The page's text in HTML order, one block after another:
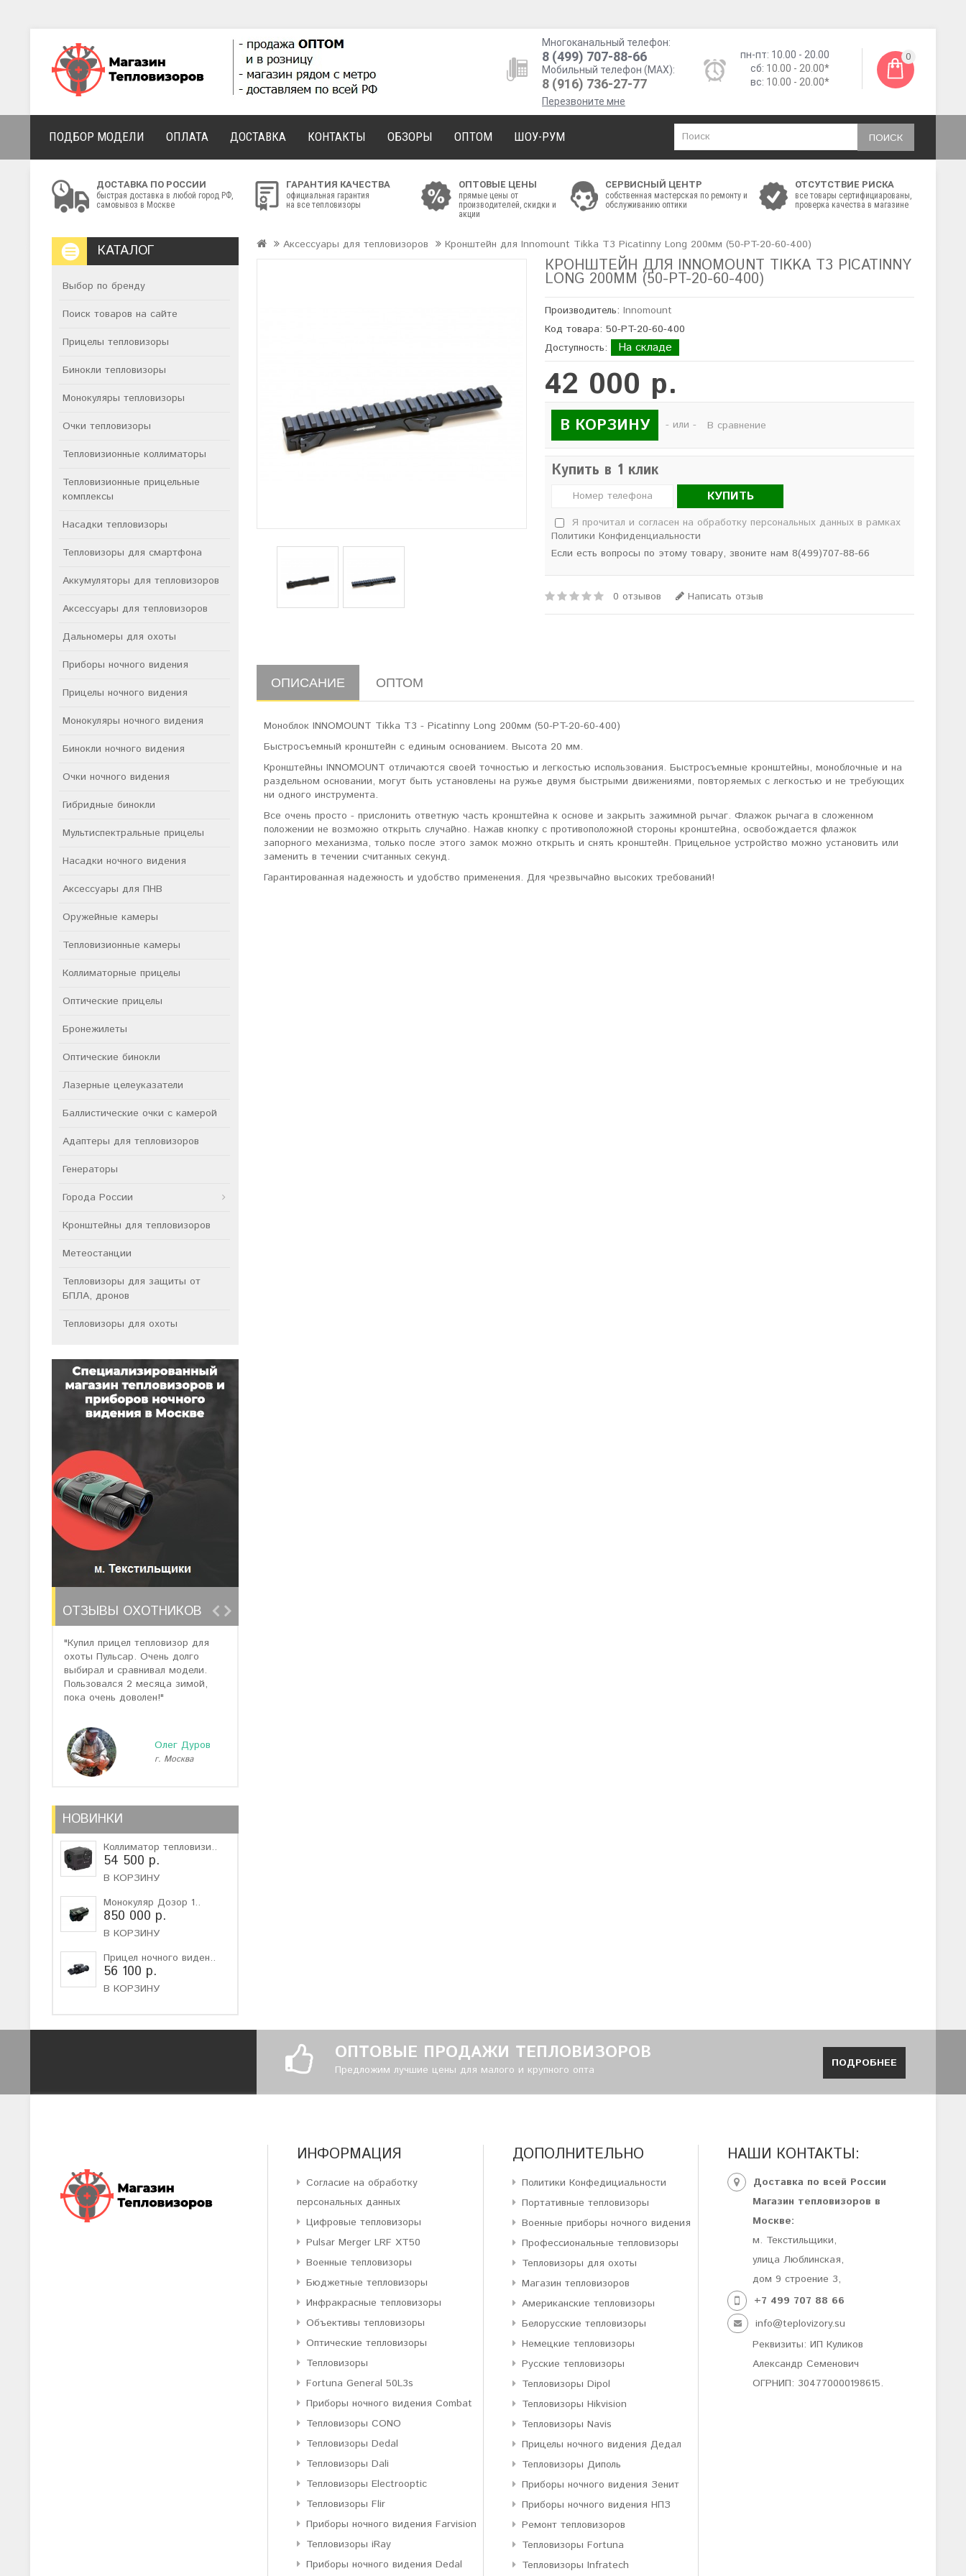
Многоканальный телефон:
8 (499) 707-88-66
Мобильный телефон (MAX):
8 (916) 736-27-77
Перезвоните мне
пн-пт: 10.00 - 20.00
сб: 10.00 - 20.00*
вс: 10.00 - 20.00*
0
ПОИСК
ПОДБОР МОДЕЛИ ОПЛАТА ДОСТАВКА КОНТАКТЫ ОБЗОРЫ ОПТОМ ШОУ-РУМ
ДОСТАВКА ПО РОССИИ
быстрая доставка в любой город РФ,
самовывоз в Москве
ГАРАНТИЯ КАЧЕСТВА
официальная гарантия
на все тепловизоры
ОПТОВЫЕ ЦЕНЫ
прямые цены от
производителей, скидки и
акции
СЕРВИСНЫЙ ЦЕНТР
собственная мастерская по ремонту и
обслуживанию оптики
ОТСУТСТВИЕ РИСКА
все товары сертифициарованы,
проверка качества в магазине
КАТАЛОГ
Выбор по бренду
Поиск товаров на сайте
Прицелы тепловизоры
Бинокли тепловизоры
Монокуляры тепловизоры
Очки тепловизоры
Тепловизионные коллиматоры
Тепловизионные прицельные
комплексы
Насадки тепловизоры
Тепловизоры для смартфона
Аккумуляторы для тепловизоров
Аксессуары для тепловизоров
Дальномеры для охоты
Приборы ночного видения
Прицелы ночного видения
Монокуляры ночного видения
Бинокли ночного видения
Очки ночного видения
Гибридные бинокли
Мультиспектральные прицелы
Насадки ночного видения
Аксессуары для ПНВ
Оружейные камеры
Тепловизионные камеры
Коллиматорные прицелы
Оптические прицелы
Бронежилеты
Оптические бинокли
Лазерные целеуказатели
Баллистические очки с камерой
Адаптеры для тепловизоров
Генераторы
Города России
Кронштейны для тепловизоров
Метеостанции
Тепловизоры для защиты от
БПЛА, дронов
Тепловизоры для охоты
ОТЗЫВЫ ОХОТНИКОВ
"Купил прицел тепловизор для
охоты Пульсар. Очень долго
выбирал и сравнивал модели.
Пользовался 2 месяца зимой,
пока очень доволен!"
Олег Дуров
г. Москва
НОВИНКИ
Коллиматор тепловизи..
54 500 р.
В КОРЗИНУ
Монокуляр Дозор 1..
850 000 р.
В КОРЗИНУ
Прицел ночного виден..
56 100 р.
В КОРЗИНУ
Аксессуары для тепловизоров Кронштейн для Innomount Tikka T3 Picatinny Long 200мм (50-PT-20-60-400)
КРОНШТЕЙН ДЛЯ INNOMOUNT TIKKA T3 PICATINNY
LONG 200ММ (50-PT-20-60-400)
Производитель:Innomount
Код товара: 50-PT-20-60-400
Доступность:
На складе
42 000 р.
В КОРЗИНУ - или - В сравнение
Купить в 1 клик
КУПИТЬ
Я прочитал и согласен на обработку персональных данных в рамках
Политики Конфиденциальности
Если есть вопросы по этому товару, звоните нам 8(499)707-88-66
0 отзывов Написать отзыв
ОПИСАНИЕ ОПТОМ
Моноблок INNOMOUNT Tikka T3 - Picatinny Long 200мм (50-PT-20-60-400)
Быстросъемный кронштейн с единым основанием. Высота 20 мм.
Кронштейны INNOMOUNT отличаются своей точностью и легкостью использования. Быстросъемные кронштейны, моноблочные и на
раздельном основании, могут быть установлены на ружье двумя быстрыми движениями, повторяемых с легкостью и не требующих
ни одного инструмента.
Все очень просто - прислонить ответную часть кронштейна к основе и закрыть зажимной рычаг. Флажок рычага в сложенном
положении не возможно открыть случайно. Нажав кнопку с противоположной стороны кронштейна, освобождается флажок
запорного механизма, только после этого замок можно открыть и снять кронштейн. Прицельное устройство можно установить или
заменить в течении считанных секунд.
Гарантированная надежность и удобство применения. Для чрезвычайно высоких требований!
ОПТОВЫЕ ПРОДАЖИ ТЕПЛОВИЗОРОВ
Предложим лучшие цены для малого и крупного опта ПОДРОБНЕЕ
ИНФОРМАЦИЯ
Согласие на обработку
персональных данных
Цифровые тепловизоры
Pulsar Merger LRF XT50
Военные тепловизоры
Бюджетные тепловизоры
Инфракрасные тепловизоры
Объективы тепловизоры
Оптические тепловизоры
Тепловизоры
Fortuna General 50L3s
Приборы ночного видения Combat
Тепловизоры CONO
Тепловизоры Dedal
Тепловизоры Dali
Тепловизоры Electrooptic
Тепловизоры Flir
Приборы ночного видения Farvision
Тепловизоры iRay
Приборы ночного видения Dedal
ДОПОЛНИТЕЛЬНО
Политики Конфедициальности
Портативные тепловизоры
Военные приборы ночного видения
Профессиональные тепловизоры
Тепловизоры для охоты
Магазин тепловизоров
Американские тепловизоры
Белорусские тепловизоры
Немецкие тепловизоры
Русские тепловизоры
Тепловизоры Dipol
Тепловизоры Hikvision
Тепловизоры Navis
Прицелы ночного видения Дедал
Тепловизоры Диполь
Приборы ночного видения Зенит
Приборы ночного видения НПЗ
Ремонт тепловизоров
Тепловизоры Fortuna
Тепловизоры Infratech
НАШИ КОНТАКТЫ:
Доставка по всей России
Магазин тепловизоров в
Москве:
м. Текстильщики,
улица Люблинская,
дом 9 строение 3,
+7 499 707 88 66
info@teplovizory.su
Реквизиты: ИП Куликов
Александр Семенович
ОГРНИП: 304770000198615.